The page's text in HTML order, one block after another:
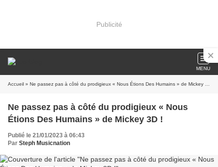
Publicité
MENU
Accueil » Ne passez pas à côté du prodigieux « Nous Étions Des Humains » de Mickey 3D !
Ne passez pas à côté du prodigieux « Nous
Étions Des Humains » de Mickey 3D !
Publié le 21/01/2023 à 06:43
Par Steph Musicnation